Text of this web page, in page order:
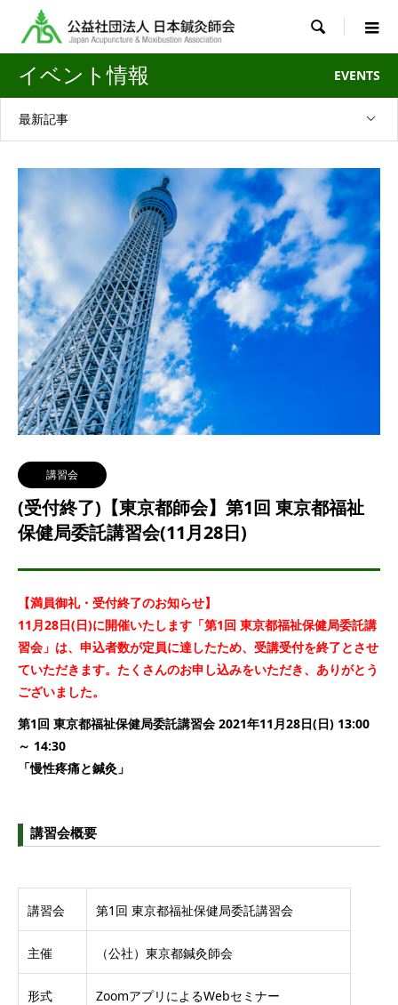

イベント情報 EVENTS
最新記事
講習会
(受付終了)【東京都師会】第1回 東京都福祉
保健局委託講習会(11月28日)
【満員御礼・受付終了のお知らせ】
11月28日(日)に開催いたします「第1回 東京都福祉保健局委託講
習会」は、申込者数が定員に達したため、受講受付を終了とさせ
ていただきます。たくさんのお申し込みをいただき、ありがとう
ございました。
第1回 東京都福祉保健局委託講習会 2021年11月28日(日) 13:00
～ 14:30
「慢性疼痛と鍼灸」
講習会概要
講習会 第1回 東京都福祉保健局委託講習会
主催 （公社）東京都鍼灸師会
形式 ZoomアプリによるWebセミナー